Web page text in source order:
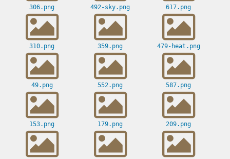
306.png 492-sky.png 617.png
310.png 359.png 479-heat.png
49.png 552.png 587.png
153.png 179.png 209.png